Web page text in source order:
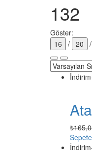
132
Göster:
16
/ 20 /
İndirim
₺
İndirim